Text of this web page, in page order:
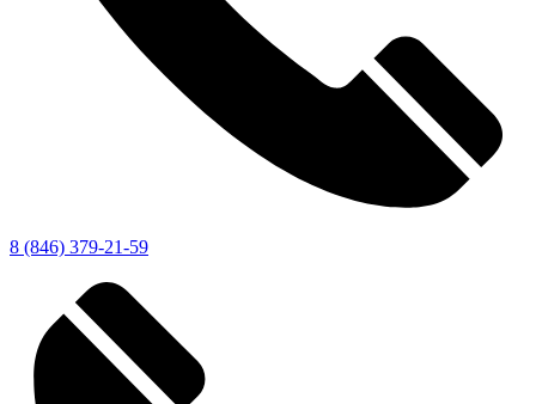
8 (846) 379-21-59